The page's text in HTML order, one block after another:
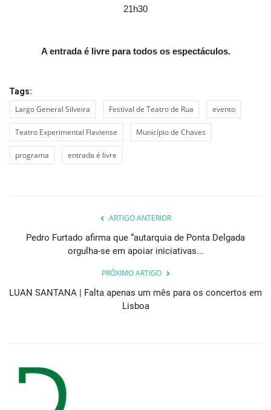
21h30
A entrada é livre para todos os espectáculos.
Tags:
Largo General Silveira Festival de Teatro de Rua evento
Teatro Experimental Flaviense Município de Chaves
programa entrada é livre
ARTIGO ANTERIOR
Pedro Furtado afirma que “autarquia de Ponta Delgada
orgulha-se em apoiar iniciativas...
PRÓXIMO ARTIGO
LUAN SANTANA | Falta apenas um mês para os concertos em
Lisboa